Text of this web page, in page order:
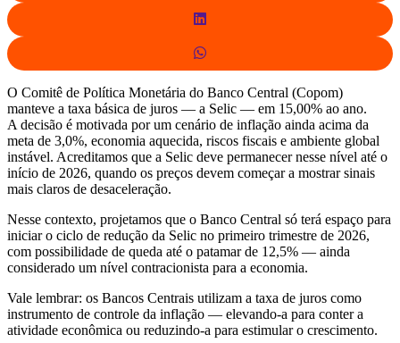
O Comitê de Política Monetária do Banco Central (Copom)
manteve a taxa básica de juros — a Selic — em 15,00% ao ano.
A decisão é motivada por um cenário de inflação ainda acima da
meta de 3,0%, economia aquecida, riscos fiscais e ambiente global
instável. Acreditamos que a Selic deve permanecer nesse nível até o
início de 2026, quando os preços devem começar a mostrar sinais
mais claros de desaceleração.
Nesse contexto, projetamos que o Banco Central só terá espaço para
iniciar o ciclo de redução da Selic no primeiro trimestre de 2026,
com possibilidade de queda até o patamar de 12,5% — ainda
considerado um nível contracionista para a economia.
Vale lembrar: os Bancos Centrais utilizam a taxa de juros como
instrumento de controle da inflação — elevando-a para conter a
atividade econômica ou reduzindo-a para estimular o crescimento.